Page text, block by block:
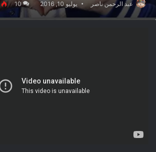
عبد الرحمن ناصر يوليو 10, 2016 10